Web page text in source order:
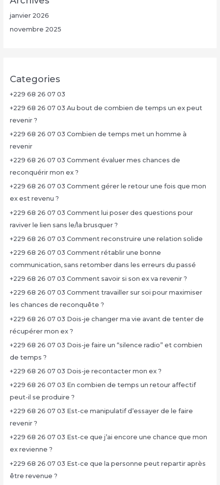
janvier 2026
novembre 2025
Categories
+229 68 26 07 03
+229 68 26 07 03 Au bout de combien de temps un ex peut
revenir ?
+229 68 26 07 03 Combien de temps met un homme à
revenir
+229 68 26 07 03 Comment évaluer mes chances de
reconquérir mon ex ?
+229 68 26 07 03 Comment gérer le retour une fois que mon
ex est revenu ?
+229 68 26 07 03 Comment lui poser des questions pour
raviver le lien sans le/la brusquer ?
+229 68 26 07 03 Comment reconstruire une relation solide
+229 68 26 07 03 Comment rétablir une bonne
communication, sans retomber dans les erreurs du passé
+229 68 26 07 03 Comment savoir si son ex va revenir ?
+229 68 26 07 03 Comment travailler sur soi pour maximiser
les chances de reconquête ?
+229 68 26 07 03 Dois-je changer ma vie avant de tenter de
récupérer mon ex ?
+229 68 26 07 03 Dois-je faire un “silence radio” et combien
de temps ?
+229 68 26 07 03 Dois-je recontacter mon ex ?
+229 68 26 07 03 En combien de temps un retour affectif
peut-il se produire ?
+229 68 26 07 03 Est-ce manipulatif d’essayer de le faire
revenir ?
+229 68 26 07 03 Est-ce que j’ai encore une chance que mon
ex revienne ?
+229 68 26 07 03 Est-ce que la personne peut repartir après
être revenue ?